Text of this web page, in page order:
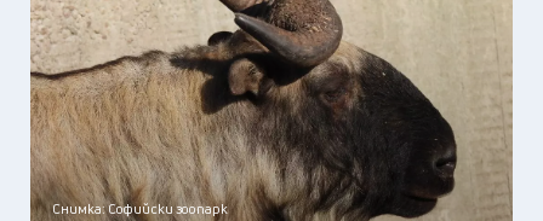
Снимка: Софийски зоопарк